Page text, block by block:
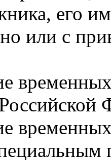
его
или с